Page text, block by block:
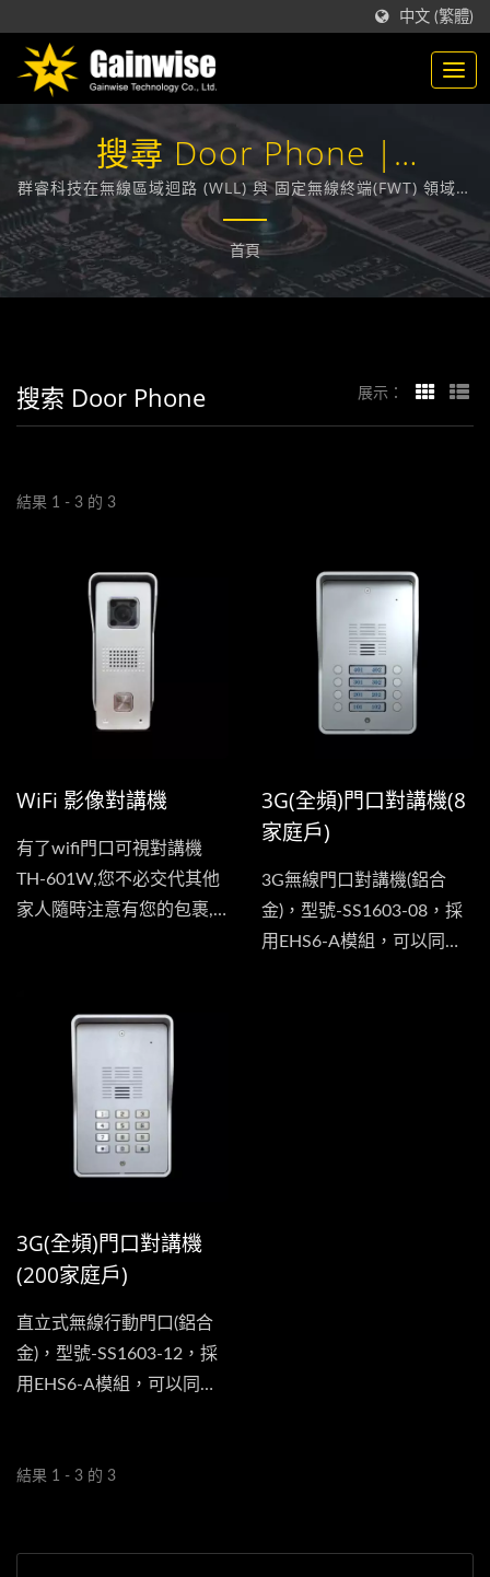
中文 (繁體)
搜尋 Door Phone |
GAINWISE
群睿科技在無線區域迴路 (WLL) 與 固定無線終端(FWT) 領域，
技術領先業界，在台灣，致力於為各大電信業者提供通訊技術
相關的解決方案。
首頁
搜索 Door Phone 展示：
結果 1 - 3 的 3
WiFi 影像對講機
有了wifi門口可視對講機
TH-601W,您不必交代其他
家人隨時注意有您的包裹,
開門,完全不會讓因為要收
一個包裹而打亂您的時間安
3G(全頻)門口對講機(8
家庭戶)
3G無線門口對講機(鋁合
金)，型號-SS1603-08，採
用EHS6-A模組，可以同時
3G(全頻)門口對講機
(200家庭戶)
直立式無線行動門口(鋁合
金)，型號-SS1603-12，採
用EHS6-A模組，可以同時
單一用戶及多用戶-200戶兩
結果 1 - 3 的 3